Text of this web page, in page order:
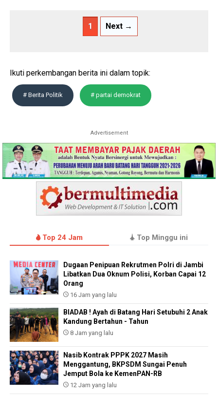
1 Next →
Ikuti perkembangan berita ini dalam topik:
# Berita Politik # partai demokrat
Advertisement
Top 24 Jam Top Minggu ini
Dugaan Penipuan Rekrutmen Polri di Jambi
Libatkan Dua Oknum Polisi, Korban Capai 12
Orang
16 Jam yang lalu
BIADAB ! Ayah di Batang Hari Setubuhi 2 Anak
Kandung Bertahun - Tahun
8 Jam yang lalu
Nasib Kontrak PPPK 2027 Masih
Menggantung, BKPSDM Sungai Penuh
Jemput Bola ke KemenPAN-RB
12 Jam yang lalu